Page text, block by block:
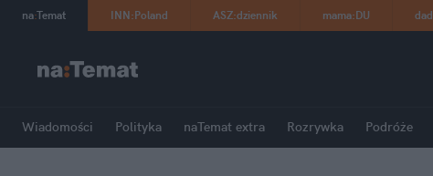
na:Temat INN:Poland ASZ:dziennik mama:DU dad
Wiadomości Polityka naTemat extra Rozrywka Podróże